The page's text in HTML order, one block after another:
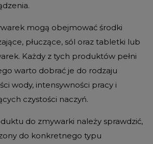
mogą obejmować środki
płuczące, sól oraz tabletki lub
Każdy z tych produktów pełni
warto dobrać je do rodzaju
wody, intensywności pracy i
czystości naczyń.
do zmywarki należy sprawdzić,
do konkretnego typu